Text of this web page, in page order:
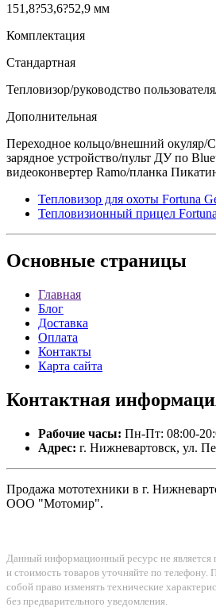
151,8?53,6?52,9 мм
Комплектация
Стандартная
Тепловизор/руководство
Дополнительная
Переходное кольцо/внешний окуляр/
зарядное устройство/пульт ДУ по
видеоконвертер Ramo/планка
Тепловизор для охоты Fortuna
Тепловизионный прицел
Основные страницы
Главная
Блог
Доставка
Оплата
Контакты
Карта сайта
Контактная
Рабочие часы: Пн-Пт: 08:00-
Адрес: г. Нижневартовск, ул.
Продажа мототехники в г.
ООО "Мотомир".
Данный информационный ресурс не является
и стоимость товаров уточняйте по телефону.
собой право изменять технические
без предварительного уведомления.